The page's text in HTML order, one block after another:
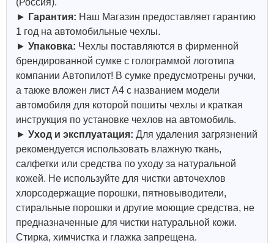
(Россия).
► Гарантия: Наш Магазин предоставляет гарантию
1 год на автомобильные чехлы.
► Упаковка: Чехлы поставляются в фирменной
брендированной сумке с голограммой логотипа
компании Автопилот! В сумке предусмотрены ручки,
а также вложен лист А4 с названием модели
автомобиля для которой пошиты чехлы и краткая
инструкция по установке чехлов на автомобиль.
► Уход и эксплуатация: Для удаления загрязнений
рекомендуется использовать влажную ткань,
салфетки или средства по уходу за натуральной
кожей. Не используйте для чистки авточехлов
хлорсодержащие порошки, пятновыводители,
стиральные порошки и другие моющие средства, не
предназначенные для чистки натуральной кожи.
Стирка, химчистка и глажка запрещена.